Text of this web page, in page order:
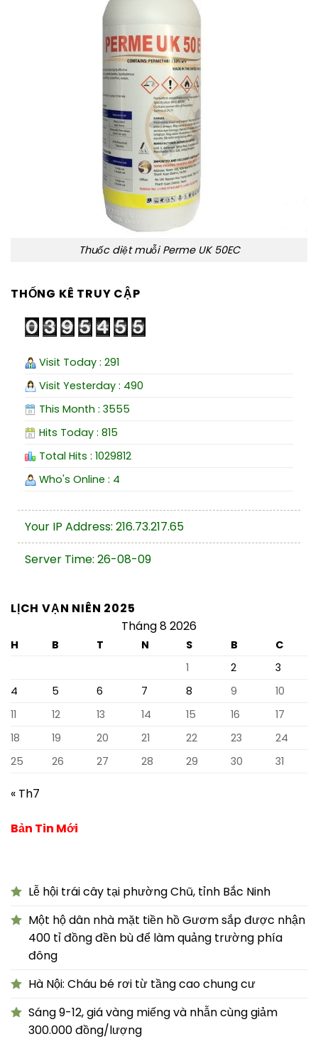
Thuốc diệt muỗi Perme UK 50EC
THỐNG KÊ TRUY CẬP
Visit Today : 291
Visit Yesterday : 490
This Month : 3555
Hits Today : 815
Total Hits : 1029812
Who's Online : 4
Your IP Address: 216.73.217.65
Server Time: 26-08-09
LỊCH VẠN NIÊN 2025
Tháng 8 2026
H B T N S B
C
1
2
3
4
5 6 7 8 9
10
11
12 13 14 15 16
17
18
19 20 21 22 23
24
25
26 27 28 29 30 31
« Th7
Bản Tin Mới
Lễ hội trái cây tại phường Chũ, tỉnh Bắc Ninh
Một hộ dân nhà mặt tiền hồ Gươm sắp được nhận
400 tỉ đồng đền bù để làm quảng trường phía
đông
Hà Nội: Cháu bé rơi từ tầng cao chung cư
Sáng 9-12, giá vàng miếng và nhẫn cùng giảm
300.000 đồng/lượng